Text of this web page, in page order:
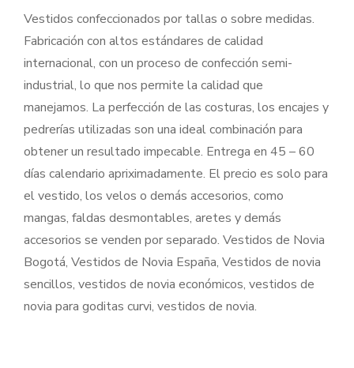
Vestidos confeccionados por tallas o sobre medidas.
Fabricación con altos estándares de calidad
internacional, con un proceso de confección semi-
industrial, lo que nos permite la calidad que
manejamos. La perfección de las costuras, los encajes y
pedrerías utilizadas son una ideal combinación para
obtener un resultado impecable. Entrega en 45 – 60
días calendario apriximadamente. El precio es solo para
el vestido, los velos o demás accesorios, como
mangas, faldas desmontables, aretes y demás
accesorios se venden por separado. Vestidos de Novia
Bogotá, Vestidos de Novia España, Vestidos de novia
sencillos, vestidos de novia económicos, vestidos de
novia para goditas curvi, vestidos de novia.